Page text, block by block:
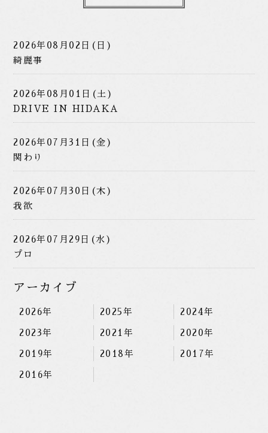
2026年08月02日(日)
綺麗事
2026年08月01日(土)
DRIVE IN HIDAKA
2026年07月31日(金)
関わり
2026年07月30日(木)
我欲
2026年07月29日(水)
プロ
アーカイブ
2026年 2025年 2024年
2023年 2021年 2020年
2019年 2018年 2017年
2016年